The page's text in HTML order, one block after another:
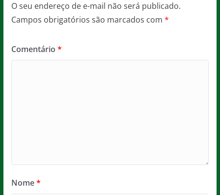
O seu endereço de e-mail não será publicado.
Campos obrigatórios são marcados com *
Comentário *
Nome*